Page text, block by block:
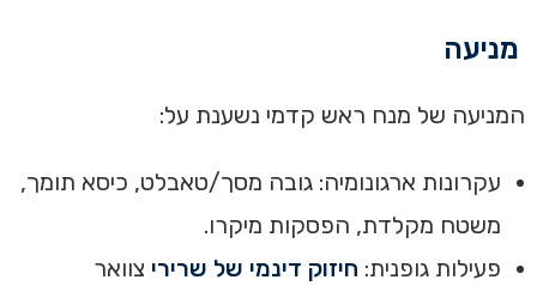
מניעה
המניעה של מנח ראש קדמי נשענת על:
עקרונות ארגונומיה: גובה מסך/טאבלט, כיסא תומך,
משטח מקלדת, הפסקות מיקרו.
פעילות גופנית: חיזוק דינמי של שרירי צוואר